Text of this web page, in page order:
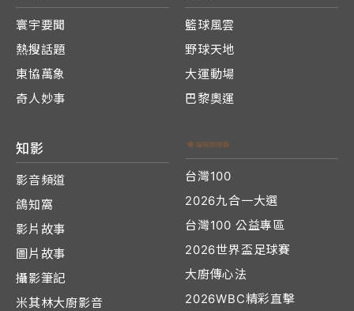
寰宇要聞
熱搜話題
東協萬象
奇人妙事
籃球風雲
野球天地
大運動場
巴黎奧運
知影
影音頻道
鴿知窩
影片故事
圖片故事
攝影筆記
米其林大廚影音
台灣100
2026九合一大選
台灣100 公益專區
2026世界盃足球賽
大廚傳心法
2026WBC精彩直擊